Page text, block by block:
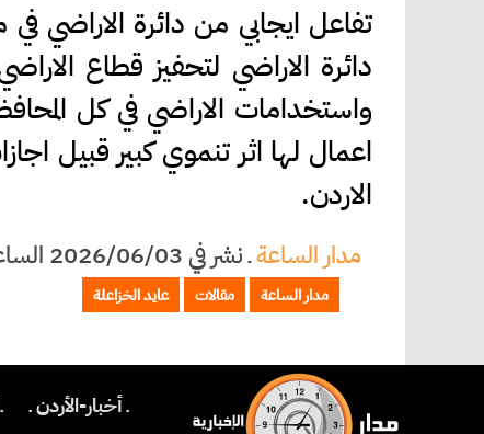
تفاعل ايجابي من دائرة الاراضي
دائرة الاراضي لتحفيز قطاع
واستخدامات الاراضي في كل
اعمال لها اثر تنموي كبير قبيل
الاردن.
مدار الساعةـنشر في 2026/06/03 الساعة 21:46
مدار الساعة مقالات عايد الخزاعلة
ـ أخبار-الأردن ـ